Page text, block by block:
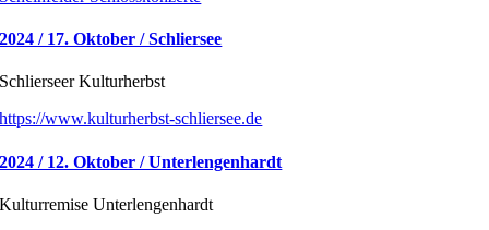
2024 / 17. Oktober / Schliersee
Schlierseer Kulturherbst
https://www.kulturherbst-schliersee.de
2024 / 12. Oktober / Unterlengenhardt
Kulturremise Unterlengenhardt